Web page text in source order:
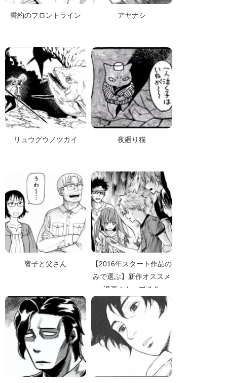
誓約のフロントライン アヤナシ
リュウグウノツカイ 夜廻り猫
響子と父さん
【2016年スタート作品の
みで選ぶ】新作オススメ
漫画！トップ７５